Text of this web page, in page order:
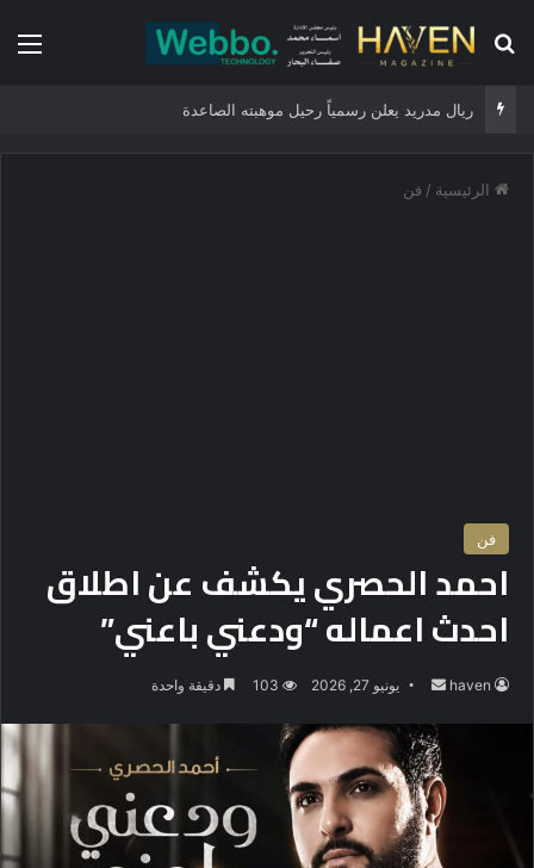
بحث عن
ريال مدريد يعلن رسمياً رحيل موهبته الصاعدة
الرئيسية / فن
فن
احمد الحصري يكشف عن اطلاق
احدث اعماله “ودعني باعني”
haven
س
ل
ب
ر
ي
يونيو 27, 2026 103 دقيقة واحدة